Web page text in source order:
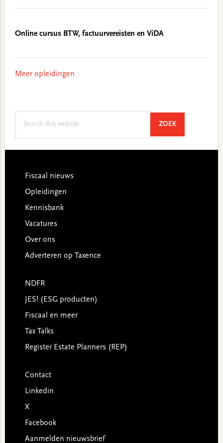
Online cursus BTW, factuurvereisten en ViDA
Meer opleidingen
ZOEKSEARCH
Footer
Fiscaal nieuws
Opleidingen
Kennisbank
Vacatures
Over ons
Adverteren op Taxence
NDFR
JES! (ESG producten)
Fiscaal en meer
Tax Talks
Register Estate Planners (REP)
Contact
Linkedin
X
Facebook
Aanmelden nieuwsbrief